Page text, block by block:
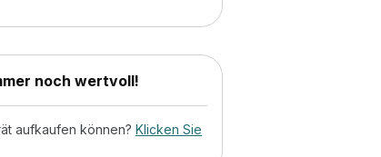
noch wertvoll!
aufkaufen können? Klicken Sie